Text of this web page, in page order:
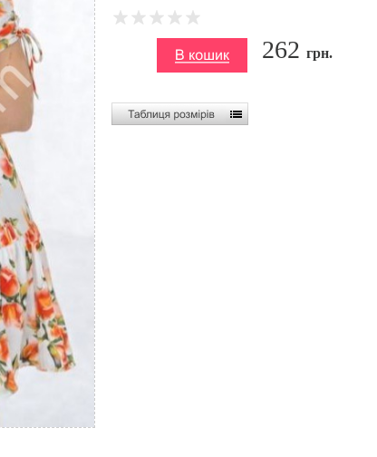
262 грн.